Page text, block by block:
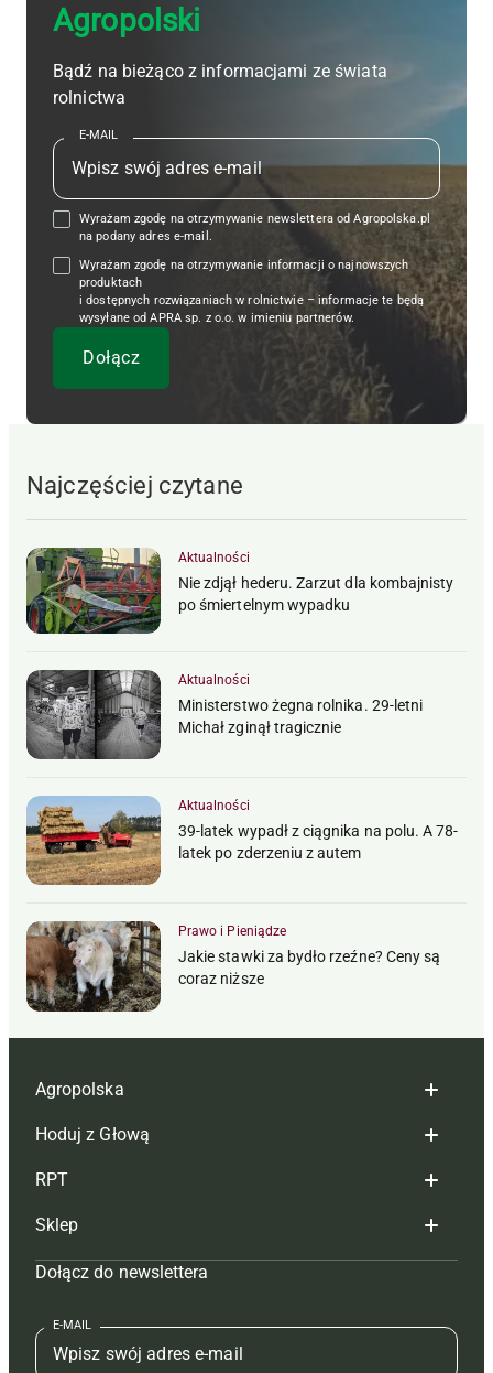
Agropolski
Bądź na bieżąco z informacjami ze świata
rolnictwa
E-MAIL
Wyrażam zgodę na otrzymywanie newslettera od Agropolska.pl
na podany adres e-mail.
Wyrażam zgodę na otrzymywanie informacji o najnowszych
produktach
i dostępnych rozwiązaniach w rolnictwie – informacje te będą
wysyłane od APRA sp. z o.o. w imieniu partnerów.
Najczęściej czytane
Aktualności
Nie zdjął hederu. Zarzut dla kombajnisty
po śmiertelnym wypadku
Aktualności
Ministerstwo żegna rolnika. 29-letni
Michał zginął tragicznie
Aktualności
39-latek wypadł z ciągnika na polu. A 78-
latek po zderzeniu z autem
Prawo i Pieniądze
Jakie stawki za bydło rzeźne? Ceny są
coraz niższe
Agropolska
Redakcja
Reklama
Tagi
Mapa serwisu
Kontakt
Regulamin
Hoduj z Głową
Hoduj z głową bydło
Hoduj z głową świnie
Prenumerata
Redakcja
Kontakt
RPT
Redakcja
Prenumerata
Reklama
Kontakt
Sklep
Czasopisma i prenumerata
Książki
Regulamin
Dołącz do newslettera
E-MAIL